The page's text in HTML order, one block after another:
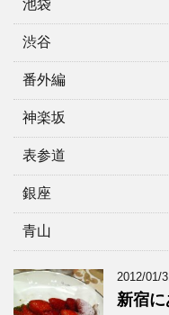
池袋
渋谷
番外編
神楽坂
表参道
銀座
青山
2012/01/
新宿に